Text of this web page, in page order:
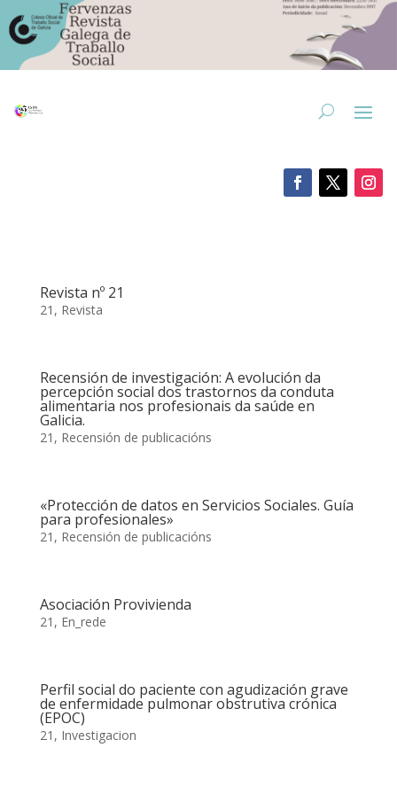
Revista nº 21
21 , Revista
Recensión de investigación: A evolución da
percepción social dos trastornos da conduta
alimentaria nos profesionais da saúde en
Galicia.
21 , Recensión de publicacións
«Protección de datos en Servicios Sociales. Guía
para profesionales»
21 , Recensión de publicacións
Asociación Provivienda
21 , En_rede
Perfil social do paciente con agudización grave
de enfermidade pulmonar obstrutiva crónica
(EPOC)
21 , Investigacion